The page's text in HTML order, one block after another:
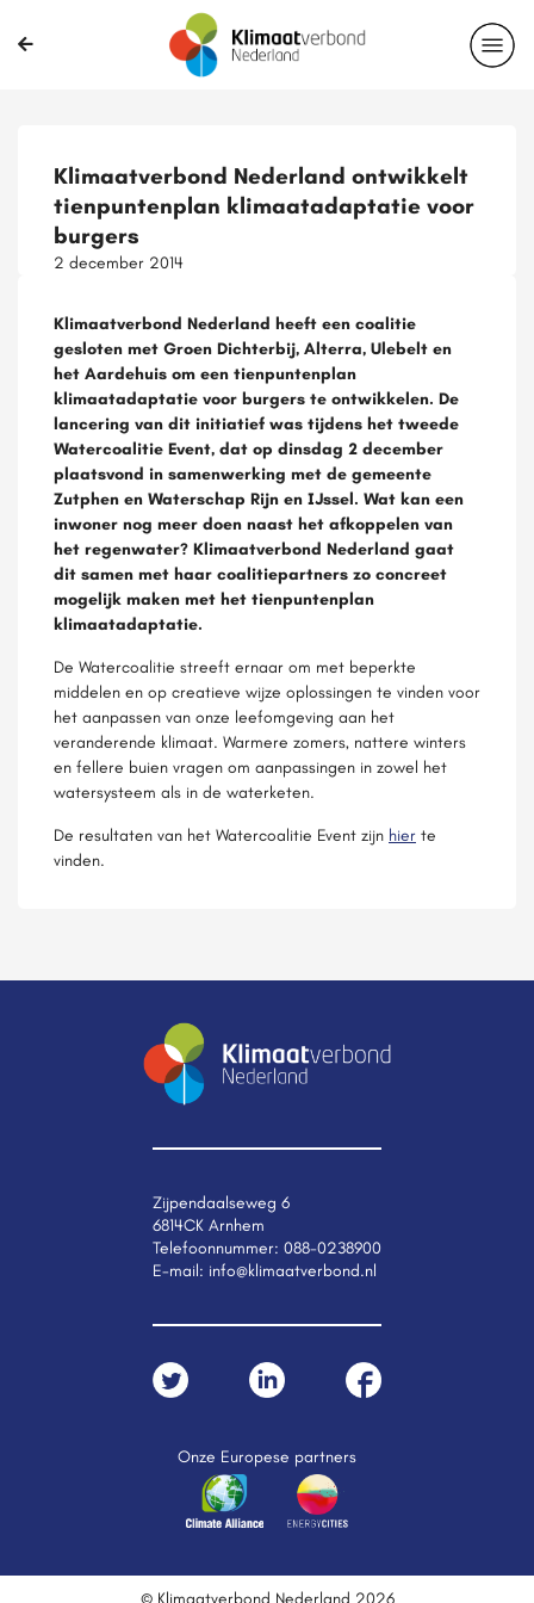
Klimaatverbond Nederland ontwikkelt
tienpuntenplan klimaatadaptatie voor
burgers
2 december 2014
Klimaatverbond Nederland heeft een coalitie
gesloten met Groen Dichterbij, Alterra, Ulebelt en
het Aardehuis om een tienpuntenplan
klimaatadaptatie voor burgers te ontwikkelen. De
lancering van dit initiatief was tijdens het tweede
Watercoalitie Event, dat op dinsdag 2 december
plaatsvond in samenwerking met de gemeente
Zutphen en Waterschap Rijn en IJssel. Wat kan een
inwoner nog meer doen naast het afkoppelen van
het regenwater? Klimaatverbond Nederland gaat
dit samen met haar coalitiepartners zo concreet
mogelijk maken met het tienpuntenplan
klimaatadaptatie.
De Watercoalitie streeft ernaar om met beperkte
middelen en op creatieve wijze oplossingen te vinden voor
het aanpassen van onze leefomgeving aan het
veranderende klimaat. Warmere zomers, nattere winters
en fellere buien vragen om aanpassingen in zowel het
watersysteem als in de waterketen.
De resultaten van het Watercoalitie Event zijn hier te
vinden.
Zijpendaalseweg 6
6814CK Arnhem
Telefoonnummer: 088-0238900
E-mail: info@klimaatverbond.nl
Onze Europese partners
© Klimaatverbond Nederland 2026